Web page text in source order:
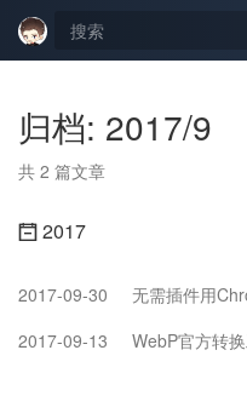
归档: 2017/9
共 2 篇文章
2017
2017-09-30
无需插件用
2017-09-13
WebP官方转